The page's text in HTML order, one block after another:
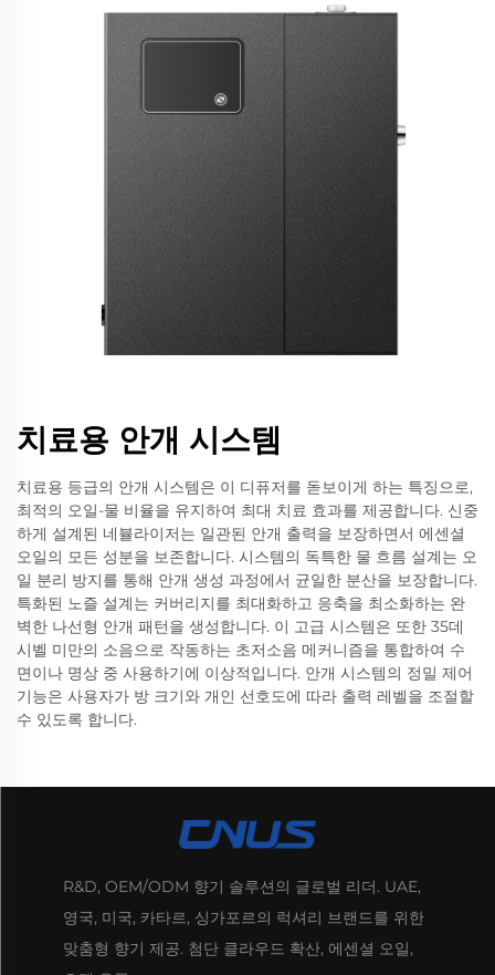
치료용 안개 시스템
치료용 등급의 안개 시스템은 이 디퓨저를 돋보이게 하는 특징으로,
최적의 오일-물 비율을 유지하여 최대 치료 효과를 제공합니다. 신중
하게 설계된 네뷸라이저는 일관된 안개 출력을 보장하면서 에센셜
오일의 모든 성분을 보존합니다. 시스템의 독특한 물 흐름 설계는 오
일 분리 방지를 통해 안개 생성 과정에서 균일한 분산을 보장합니다.
특화된 노즐 설계는 커버리지를 최대화하고 응축을 최소화하는 완
벽한 나선형 안개 패턴을 생성합니다. 이 고급 시스템은 또한 35데
시벨 미만의 소음으로 작동하는 초저소음 메커니즘을 통합하여 수
면이나 명상 중 사용하기에 이상적입니다. 안개 시스템의 정밀 제어
기능은 사용자가 방 크기와 개인 선호도에 따라 출력 레벨을 조절할
수 있도록 합니다.
R&D, OEM/ODM 향기 솔루션의 글로벌 리더. UAE,
영국, 미국, 카타르, 싱가포르의 럭셔리 브랜드를 위한
맞춤형 향기 제공. 첨단 클라우드 확산, 에센셜 오일,